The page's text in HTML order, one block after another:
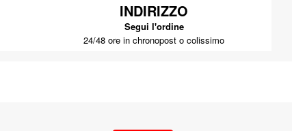
INDIRIZZO
Segui l'ordine
24/48 ore in chronopost o colissimo